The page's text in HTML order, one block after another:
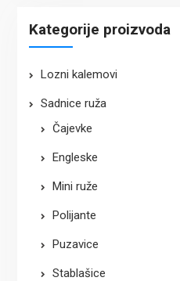
Kategorije proizvoda
Lozni kalemovi
Sadnice ruža
Čajevke
Engleske
Mini ruže
Polijante
Puzavice
Stablašice